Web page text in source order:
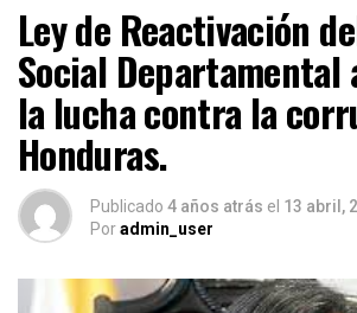
Ley de Reactivación
Social Departamental
la lucha contra la
Honduras.
Publicado 4 años atrás el 13 abril,
Poradmin_user